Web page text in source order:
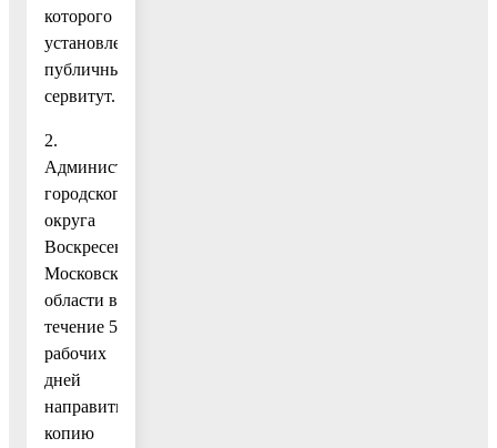
которого
установлен
публичный
сервитут.
2.
Администрации
городского
округа
Воскресенск
Московской
области в
течение 5
рабочих
дней
направить
копию